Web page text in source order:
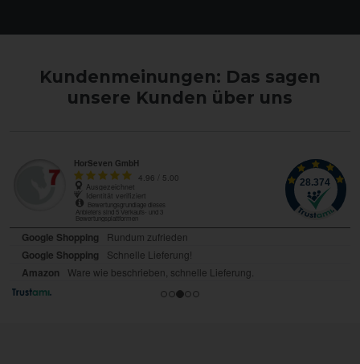
Kundenmeinungen: Das sagen
unsere Kunden über uns